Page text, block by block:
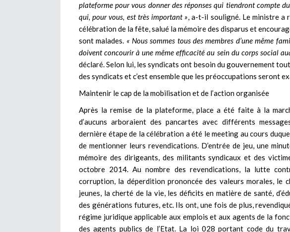
plateforme pour vous donner des réponses qui tiendront compte
qui, pour vous, est très important », a-t-il souligné. Le ministre a
célébration de la fête, salué la mémoire des disparus et
sont malades. « Nous sommes tous des membres d’une même
doivent concourir à une même efficacité au sein du corps social
déclaré. Selon lui, les syndicats ont besoin du gouvernement
des syndicats et c’est ensemble que les préoccupations seront
Maintenir le cap de la mobilisation et de l’action organisée
Après la remise de la plateforme, place a été faite à la
d’aucuns arboraient des pancartes avec différents
dernière étape de la célébration a été le meeting au cours
de mentionner leurs revendications. D’entrée de jeu, une
mémoire des dirigeants, des militants syndicaux et des
octobre 2014. Au nombre des revendications, la lutte
corruption, la déperdition prononcée des valeurs morales, le
jeunes, la cherté de la vie, les déficits en matière de santé,
des générations futures, etc. Ils ont, une fois de plus,
régime juridique applicable aux emplois et aux agents de la
des agents publics de l’Etat. La loi 028 portant code du